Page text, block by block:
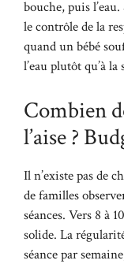
bouche, puis
le contrôle de la
quand un bébé
l’eau plutôt qu’à la
Combien
l’aise ?
Il n’existe pas de
de familles
séances. Vers 8 à
solide. La
séance par